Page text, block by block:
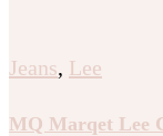
Jeans, Lee
MQ Marqet Lee